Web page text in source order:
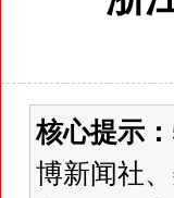
核心提示：
博新闻社